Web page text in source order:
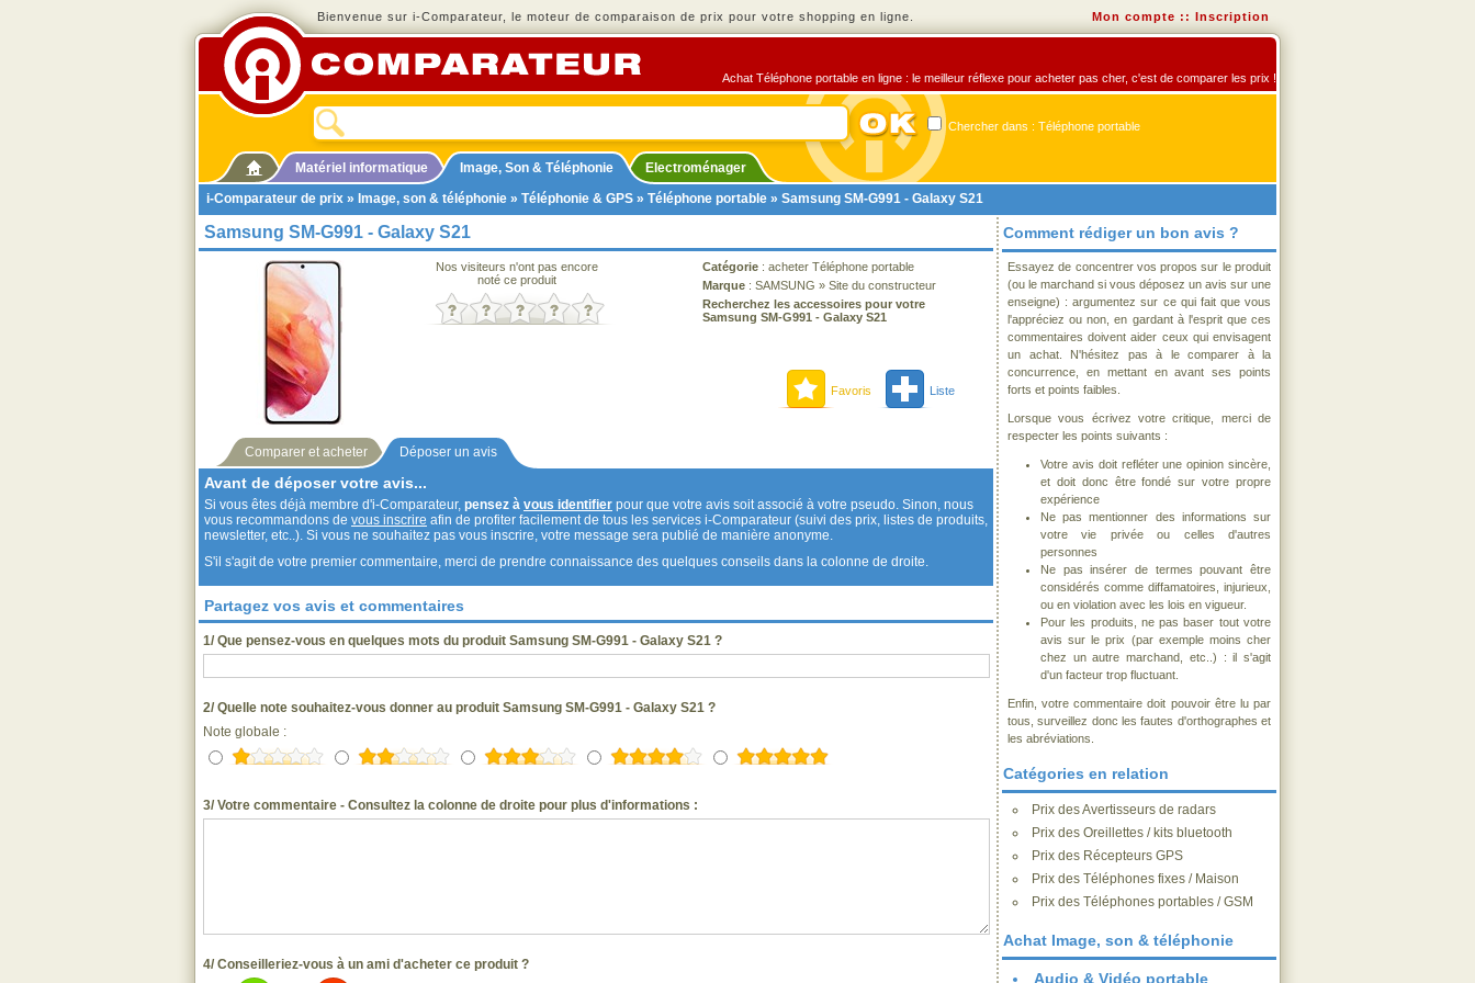
Bienvenue sur i-Comparateur, le moteur de comparaison de prix pour votre shopping en ligne. Mon compte :: Inscription
Achat Téléphone portable en ligne : le meilleur réflexe pour acheter pas cher, c'est de comparer les prix !
Chercher dans : Téléphone portable
Matériel informatique Image, Son & Téléphonie
Electroménager
i-Comparateur de prix » Image, son & téléphonie » Téléphonie & GPS » Téléphone portable » Samsung SM-G991 - Galaxy S21
Samsung SM-G991 - Galaxy S21
Nos visiteurs n'ont pas encore
noté ce produit
Catégorie : acheter Téléphone portable
Marque : SAMSUNG » Site du constructeur
Recherchez les accessoires pour votre
Samsung SM-G991 - Galaxy S21
Favoris Liste
Comparer et acheter Déposer un avis
Avant de déposer votre avis...
Si vous êtes déjà membre d'i-Comparateur, pensez à vous identifier pour que votre avis soit associé à votre pseudo. Sinon, nous
vous recommandons de vous inscrire afin de profiter facilement de tous les services i-Comparateur (suivi des prix, listes de produits,
newsletter, etc..). Si vous ne souhaitez pas vous inscrire, votre message sera publié de manière anonyme.
S'il s'agit de votre premier commentaire, merci de prendre connaissance des quelques conseils dans la colonne de droite.
Partagez vos avis et commentaires
1/ Que pensez-vous en quelques mots du produit Samsung SM-G991 - Galaxy S21 ?
2/ Quelle note souhaitez-vous donner au produit Samsung SM-G991 - Galaxy S21 ?
Note globale :
3/ Votre commentaire - Consultez la colonne de droite pour plus d'informations :
4/ Conseilleriez-vous à un ami d'acheter ce produit ?
Comment rédiger un bon avis ?
Essayez de concentrer vos propos sur le produit
(ou le marchand si vous déposez un avis sur une
enseigne) : argumentez sur ce qui fait que vous
l'appréciez ou non, en gardant à l'esprit que ces
commentaires doivent aider ceux qui envisagent
un achat. N'hésitez pas à le comparer à la
concurrence, en mettant en avant ses points
forts et points faibles.
Lorsque vous écrivez votre critique, merci de
respecter les points suivants :
Votre avis doit refléter une opinion sincère,
et doit donc être fondé sur votre propre
expérience
Ne pas mentionner des informations sur
votre vie privée ou celles d'autres
personnes
Ne pas insérer de termes pouvant être
considérés comme diffamatoires, injurieux,
ou en violation avec les lois en vigueur.
Pour les produits, ne pas baser tout votre
avis sur le prix (par exemple moins cher
chez un autre marchand, etc..) : il s'agit
d'un facteur trop fluctuant.
Enfin, votre commentaire doit pouvoir être lu par
tous, surveillez donc les fautes d'orthographes et
les abréviations.
Catégories en relation
Prix des Avertisseurs de radars
Prix des Oreillettes / kits bluetooth
Prix des Récepteurs GPS
Prix des Téléphones fixes / Maison
Prix des Téléphones portables / GSM
Achat Image, son & téléphonie
Audio & Vidéo portable